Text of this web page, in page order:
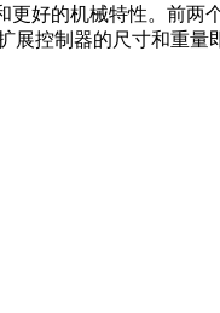
好的机械特性。前两
控制器的尺寸和重量